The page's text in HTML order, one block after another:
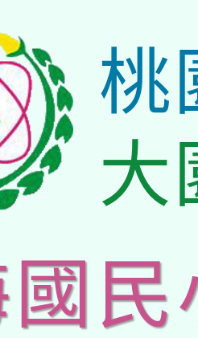
桃
大
民